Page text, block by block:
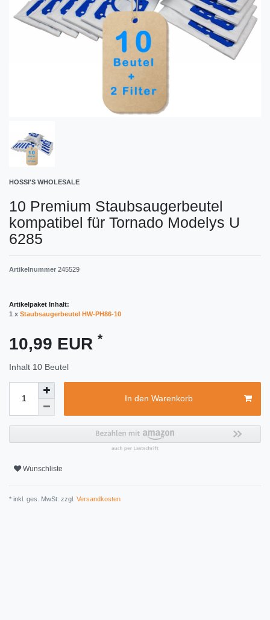
HOSSI'S WHOLESALE
10 Premium Staubsaugerbeutel
kompatibel für Tornado Modelys U
6285
Artikelnummer 245529
Artikelpaket Inhalt:
1 x Staubsaugerbeutel HW-PH86-10
10,99 EUR *
Inhalt 10 Beutel
In den Warenkorb
Wunschliste
* inkl. ges. MwSt. zzgl. Versandkosten